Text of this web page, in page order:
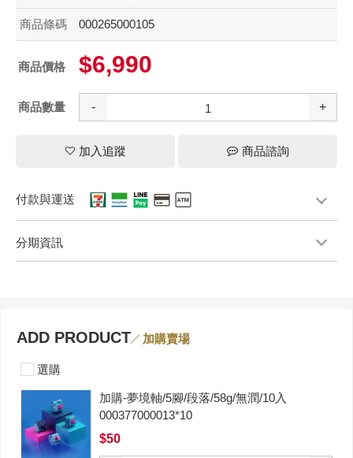
商品條碼 000265000105
商品價格 $6,990
商品數量 - +
加入追蹤 商品諮詢
付款與運送
分期資訊
ADD PRODUCT 加購賣場
選購
加購-夢境軸/5腳/段落/58g/無潤/10入
000377000013*10
$50